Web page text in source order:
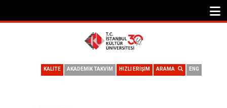
ENG
ARAMA
HIZLI ERİŞİM
AKADEMİK TAKVİM
KALİTE